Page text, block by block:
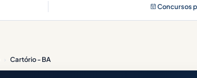
Concursos
› Cartório - BA